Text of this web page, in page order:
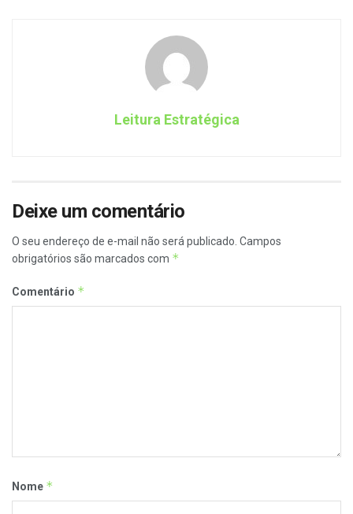
Leitura Estratégica
Deixe um comentário
O seu endereço de e-mail não será publicado. Campos
obrigatórios são marcados com *
Comentário *
Nome *